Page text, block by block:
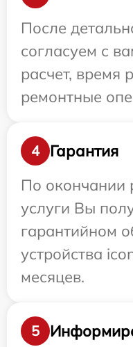
После
согласуем с
расчет, время
ремонтные
4
Гарантия
По окончании
услуги Вы
гарантийном
устройства
месяцев.
5